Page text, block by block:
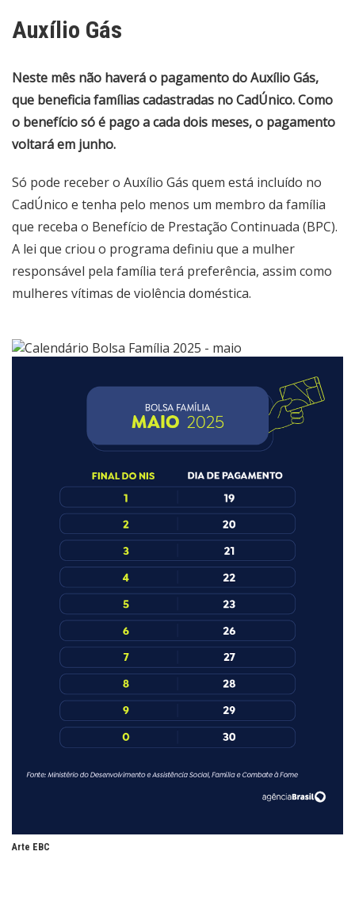
Auxílio Gás
Neste mês não haverá o pagamento do Auxílio Gás,
que beneficia famílias cadastradas no CadÚnico. Como
o benefício só é pago a cada dois meses, o pagamento
voltará em junho.
Só pode receber o Auxílio Gás quem está incluído no
CadÚnico e tenha pelo menos um membro da família
que receba o Benefício de Prestação Continuada (BPC).
A lei que criou o programa definiu que a mulher
responsável pela família terá preferência, assim como
mulheres vítimas de violência doméstica.
Arte EBC